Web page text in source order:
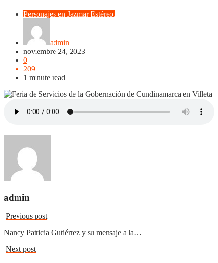
Personajes en Jazmar Estéreo.
admin
noviembre 24, 2023
0
209
1 minute read
admin
Previous post
Nancy Patricia Gutiérrez y su mensaje a la…
Next post